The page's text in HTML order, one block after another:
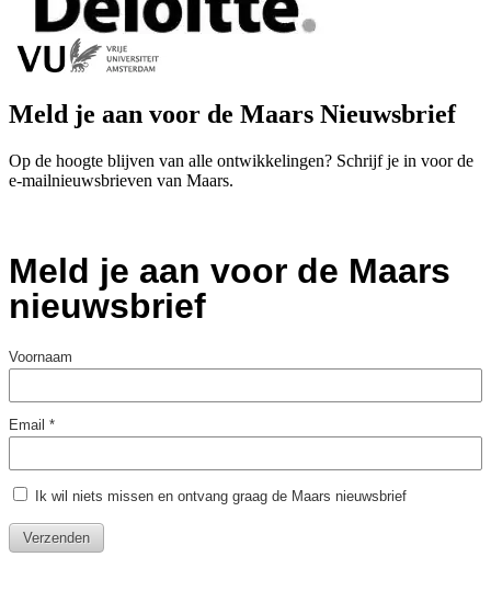
Meld je aan voor de Maars Nieuwsbrief
Op de hoogte blijven van alle ontwikkelingen? Schrijf je in voor de
e-mailnieuwsbrieven van Maars.